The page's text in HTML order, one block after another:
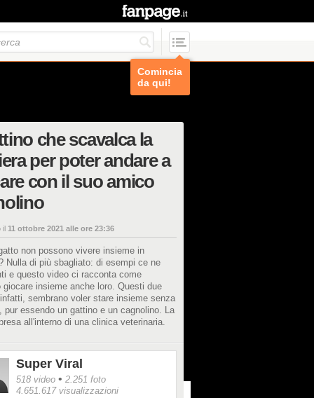
Comincia
da qui!
che scavalca la
per poter andare a
con il suo amico
il 11 ottobre 2021 alle ore 23:36
non possono vivere insieme in
Nulla di più sbagliato: di esempi ce ne
e questo video ci racconta come
giocare insieme anche loro. Questi due
sembrano voler stare insieme senza
pur essendo un gattino e un cagnolino. La
all'interno di una clinica veterinaria.
Super Viral
518 video • 2.251 foto
4.651.617 visualizzazioni